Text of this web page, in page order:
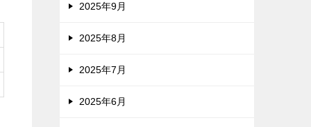
2025年9月
2025年8月
2025年7月
2025年6月